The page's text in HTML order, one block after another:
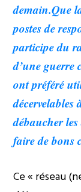
demain.Que
postes de
participe du
d’une guerre
ont préféré
débaucher
faire de bons
Ce « réseau